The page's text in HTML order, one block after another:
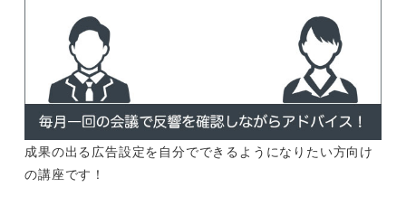
成果の出る広告設定を自分でできるようになりたい方向け
の講座です！